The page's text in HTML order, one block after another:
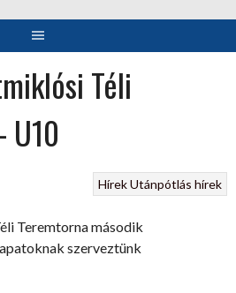
Téli
U10
HírekUtánpótlás hírek
Teremtorna második
szerveztünk